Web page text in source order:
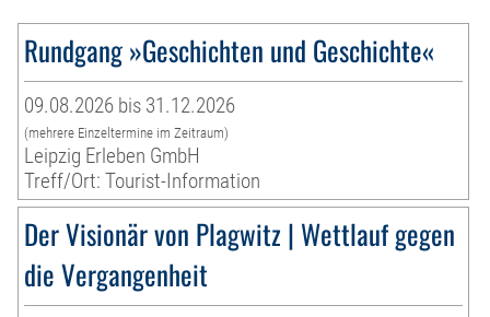
Rundgang »Geschichten und Geschichte«
09.08.2026 bis 31.12.2026
(mehrere Einzeltermine im Zeitraum)
Leipzig Erleben GmbH
Treff/Ort: Tourist-Information
Der Visionär von Plagwitz | Wettlauf gegen
die Vergangenheit